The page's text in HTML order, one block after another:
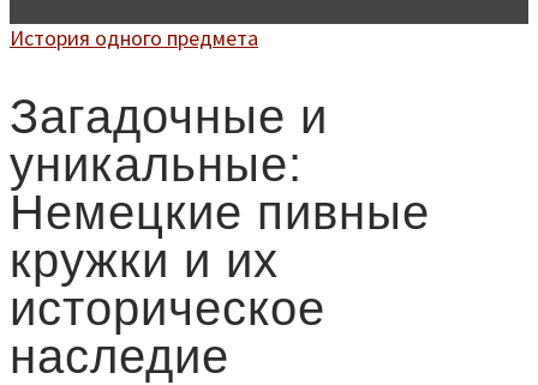
История одного предмета
Загадочные и
уникальные:
Немецкие пивные
кружки и их
историческое
наследие